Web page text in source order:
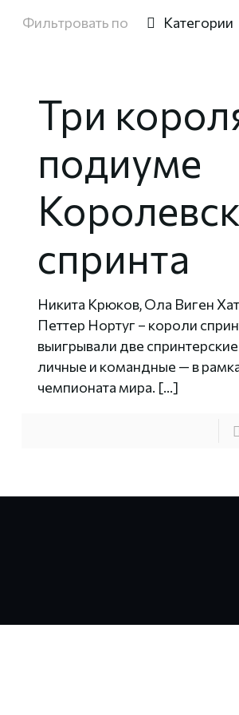
Фильтровать по Категории
Три
подиуме
спринта
Никита Крюков, Ола Виген
Петтер Нортуг – короли
выигрывали две
личные и командные — в
чемпионата мира. […]